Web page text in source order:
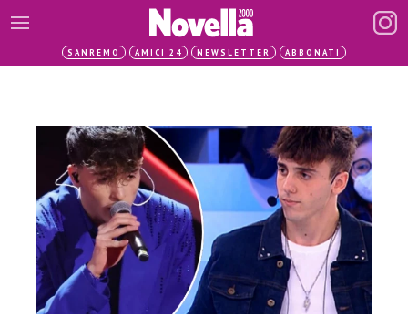
SANREMO AMICI 24 NEWSLETTER ABBONATI